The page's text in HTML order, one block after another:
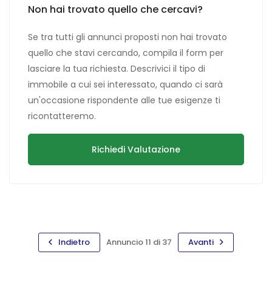
Non hai trovato quello che cercavi?
Se tra tutti gli annunci proposti non hai trovato
quello che stavi cercando, compila il form per
lasciare la tua richiesta. Descrivici il tipo di
immobile a cui sei interessato, quando ci sarà
un'occasione rispondente alle tue esigenze ti
ricontatteremo.
Richiedi Valutazione
Indietro Annuncio 11 di 37 Avanti